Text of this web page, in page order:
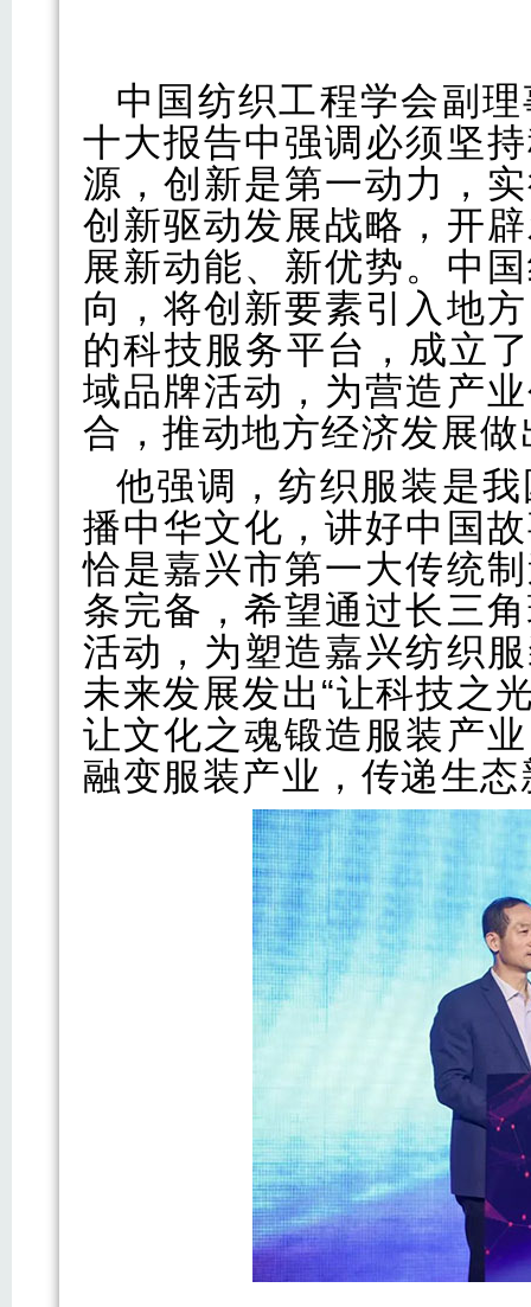
中国纺织工程学会副
十大报告中强调必须坚
源，创新是第一动力，
创新驱动发展战略，开
展新动能、新优势。中
向，将创新要素引入地
的科技服务平台，成立
域品牌活动，为营造产
合，推动地方经济发展
他强调，纺织服装是
播中华文化，讲好中国
恰是嘉兴市第一大传统
条完备，希望通过长三
活动，为塑造嘉兴纺织
未来发展发出“让科技之
让文化之魂锻造服装产
融变服装产业，传递生态